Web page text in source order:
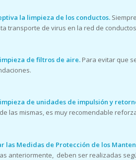
la limpieza de los conductos.
transporte de virus en la red de
limpieza de filtros de aire. Para evitar que
limpieza de unidades de impulsión y
las mismas, es muy recomendable
las Medidas de Protección de los
anteriormente, deben ser realizadas